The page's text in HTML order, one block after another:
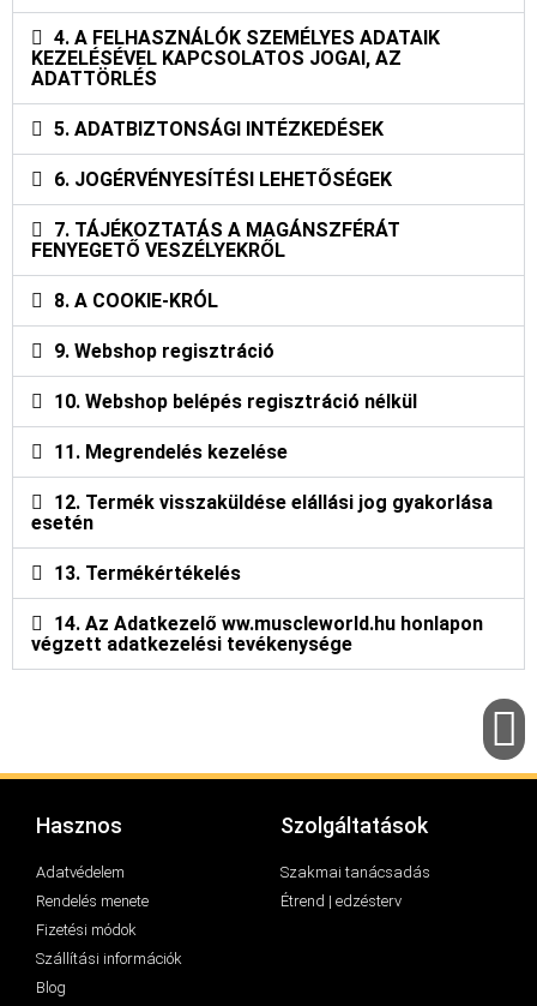
4. A FELHASZNÁLÓK SZEMÉLYES ADATAIK
KEZELÉSÉVEL KAPCSOLATOS JOGAI, AZ
ADATTÖRLÉS
5. ADATBIZTONSÁGI INTÉZKEDÉSEK
6. JOGÉRVÉNYESÍTÉSI LEHETŐSÉGEK
7. TÁJÉKOZTATÁS A MAGÁNSZFÉRÁT
FENYEGETŐ VESZÉLYEKRŐL
8. A COOKIE-KRÓL
9. Webshop regisztráció
10. Webshop belépés regisztráció nélkül
11. Megrendelés kezelése
12. Termék visszaküldése elállási jog gyakorlása
esetén
13. Termékértékelés
14. Az Adatkezelő ww.muscleworld.hu honlapon
végzett adatkezelési tevékenysége
Hasznos
Adatvédelem
Rendelés menete
Fizetési módok
Szállítási információk
Blog
Szolgáltatások
Szakmai tanácsadás
Étrend | edzésterv